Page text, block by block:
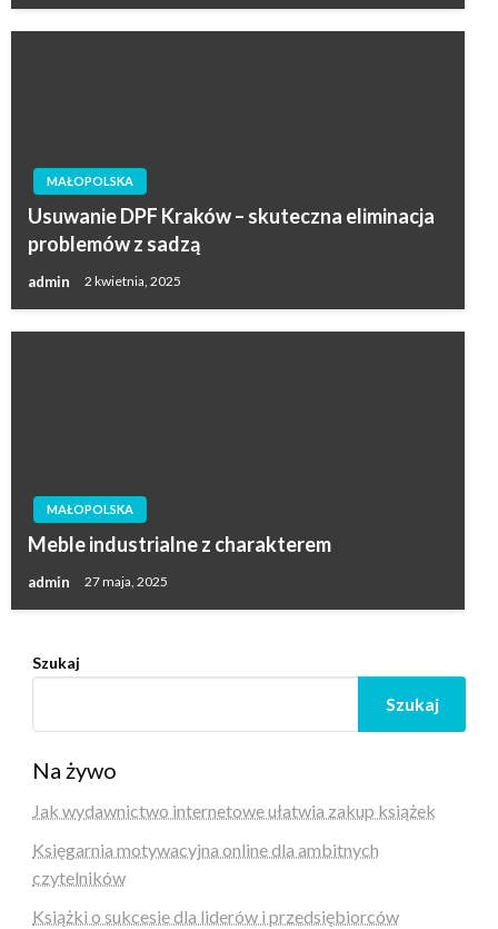
MAŁOPOLSKA
Usuwanie DPF Kraków – skuteczna eliminacja
problemów z sadzą
admin 2 kwietnia, 2025
MAŁOPOLSKA
Meble industrialne z charakterem
admin 27 maja, 2025
Szukaj
Szukaj
Na żywo
Jak wydawnictwo internetowe ułatwia zakup książek
Księgarnia motywacyjna online dla ambitnych
czytelników
Książki o sukcesie dla liderów i przedsiębiorców